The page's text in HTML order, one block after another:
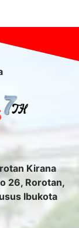
Kirana
26, Rorotan,
Ibukota